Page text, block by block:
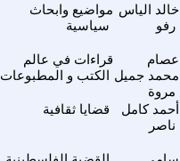
مواضيع وابحاث
سياسية
خالد الياس
رفو
قراءات في عالم
الكتب و المطبوعات
عصام
محمد جميل
مروة
قضايا ثقافية
أحمد كامل
ناصر